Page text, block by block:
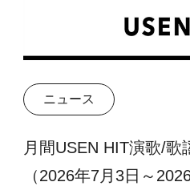
ニュース
月間USEN HIT演歌/歌
（2026年7月3日～